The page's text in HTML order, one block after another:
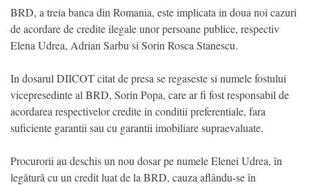
BRD, a treia banca din Romania, este implicata in doua noi cazuri
de acordare de credite ilegale unor persoane publice, respectiv
Elena Udrea, Adrian Sarbu si Sorin Rosca Stanescu.
In dosarul DIICOT citat de presa se regaseste si numele fostului
vicepresedinte al BRD, Sorin Popa, care ar fi fost responsabil de
acordarea respectivelor credite in conditii preferentiale, fara
suficiente garantii sau cu garantii imobiliare supraevaluate.
Procurorii au deschis un nou dosar pe numele Elenei Udrea, în
legătură cu un credit luat de la BRD, cauza aflându-se în